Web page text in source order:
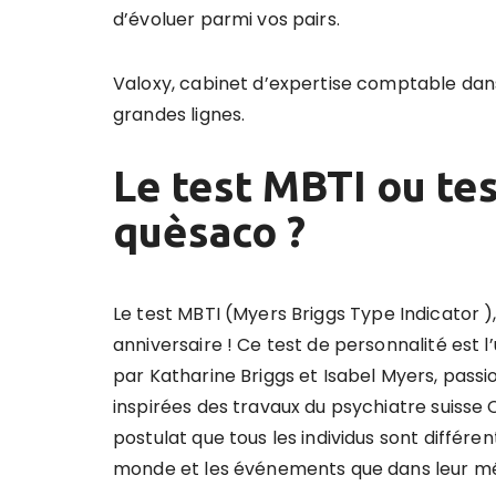
d’évoluer parmi vos pairs.
Valoxy, cabinet d’expertise comptable
grandes lignes.
Le test MBTI ou
quèsaco ?
Le test MBTI (Myers Briggs Type Indicator
anniversaire ! Ce test de personnalité est
par Katharine Briggs et Isabel Myers,
inspirées des travaux du psychiatre
postulat que tous les individus sont
monde et les événements que dans leur